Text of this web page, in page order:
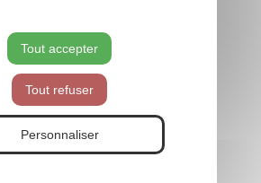
Tout accepter
Tout refuser
Personnaliser